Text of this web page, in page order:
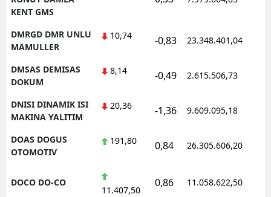
KENT GMS
DMRGD DMR UNLU
MAMULLER
10,74 -0,83 23.348.401,04
DMSAS DEMISAS
DOKUM
8,14 -0,49 2.615.506,73
DNISI DINAMIK ISI
MAKINA YALITIM
20,36 -1,36 9.609.095,18
DOAS DOGUS
OTOMOTIV
191,80 0,84 26.305.606,20
DOCO DO-CO
11.407,50
0,86 11.058.622,50